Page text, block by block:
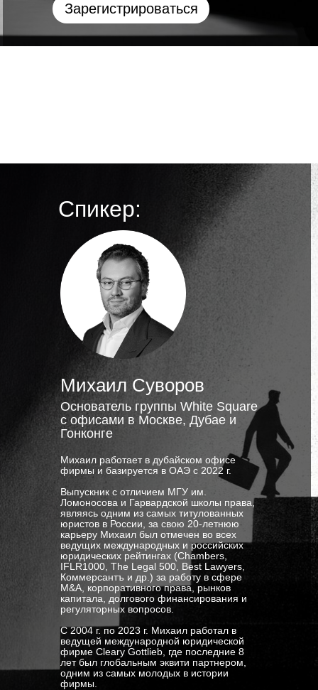
Зарегистрироваться
Спикер:
Михаил Суворов
Основатель группы White Square
с офисами в Москве, Дубае и
Гонконге
Михаил работает в дубайском офисе
фирмы и базируется в ОАЭ с 2022 г.
Выпускник с отличием МГУ им.
Ломоносова и Гарвардской школы права,
являясь одним из самых титулованных
юристов в России, за свою 20-летнюю
карьеру Михаил был отмечен во всех
ведущих международных и российских
юридических рейтингах (Chambers,
IFLR1000, The Legal 500, Best Lawyers,
Коммерсантъ и др.) за работу в сфере
M&A, корпоративного права, рынков
капитала, долгового финансирования и
регуляторных вопросов.
С 2004 г. по 2023 г. Михаил работал в
ведущей международной юридической
фирме Cleary Gottlieb, где последние 8
лет был глобальным эквити партнером,
одним из самых молодых в истории
фирмы.